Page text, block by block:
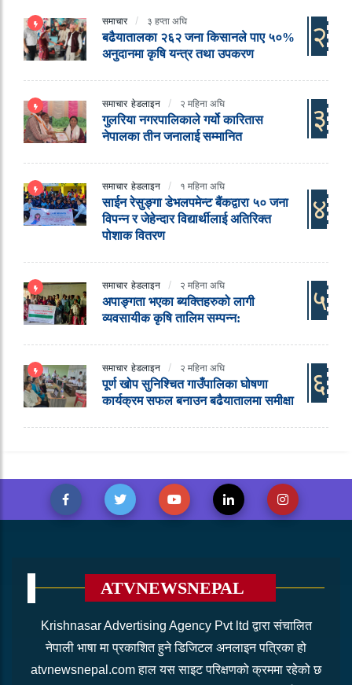
समाचार ३ हप्ता अघि
बढैयातालका २६२ जना किसानले पाए ५०%
अनुदानमा कृषि यन्त्र तथा उपकरण
२
समाचार हेडलाइन २ महिना अघि
गुलरिया नगरपालिकाले गर्यो कारितास
नेपालका तीन जनालाई सम्मानित
३
समाचार हेडलाइन १ महिना अघि
साईन रेसुङ्गा डेभलपमेन्ट बैंकद्वारा ५० जना
विपन्न र जेहेन्दार विद्यार्थीलाई अतिरिक्त
पोशाक वितरण
४
समाचार हेडलाइन २ महिना अघि
अपाङ्गता भएका ब्यक्तिहरुको लागी
व्यवसायीक कृषि तालिम सम्पन्न:
५
समाचार हेडलाइन २ महिना अघि
पूर्ण खोप सुनिश्चित गाउँपालिका घोषणा
कार्यक्रम सफल बनाउन बढैयातालमा समीक्षा
६
ATVNEWSNEPAL
Krishnasar Advertising Agency Pvt ltd द्वारा संचालित
नेपाली भाषा मा प्रकाशित हुने डिजिटल अनलाइन पत्रिका हो
atvnewsnepal.com हाल यस साइट परिक्षणको क्रममा रहेको छ